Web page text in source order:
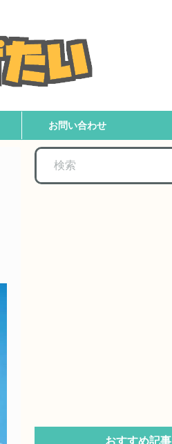
お問い合わせ
おすすめ記事